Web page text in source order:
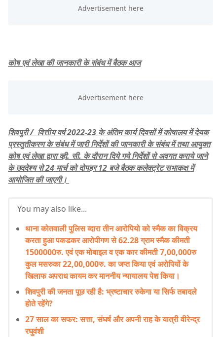
कोष एवं लेखा की जानकारी के संबंध में बैठक आज
शिवपुरी / वित्तीय वर्ष 2022-23 के अंतिम कार्य दिवसों में कोषालय में देयक
प्रस्तुतीकरण के संबंध में जारी निर्देशों की जानकारी के संबंध में तथा आयुक्त
कोष एवं लेखा द्वारा व्ही. सी. के दौरान दिये गये निर्देशों से अवगत कराये जाने
के उददेश्य से 24 मार्च को दोपहर 12 बजे बैठक कलेक्ट्रेट सभाकक्ष में
आयोजित की जाएगी।
You may also like...
थाना कोतवाली पुलिस व्दारा तीन आरोपियो को स्मैक का विक्रय
करता हुआ पकडकर आरोपीगण से 62.28 ग्राम स्मैक कीमती
1500000रु. एवं एक मोबाइल व एक कार कीमती 7,00,000रु
कुल मसरुका 22,00,000रु. का जप्त किया एवं अरोपियों के
खिलाफ अपराध कायम कर माननीय न्यायालय पेश किया।
शिवपुरी की जनता पूछ रही है: भ्रष्टाचार रुकेगा या सिर्फ तबादले
होते रहेंगे?
27 साल का सफर: सत्ता, संघर्ष और अपनी राह के यात्री वीरेन्द्र
रघुवंशी